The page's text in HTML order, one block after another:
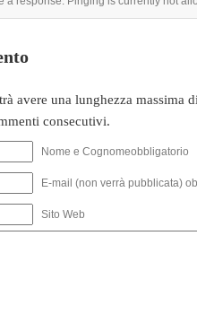
avere una lunghezza massima
consecutivi.
Nome e Cognomeobbligatorio
E-mail (non verrà pubblicata)
Sito Web